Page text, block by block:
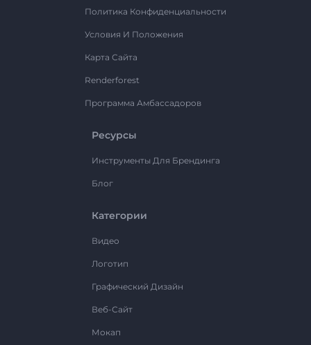
Политика Конфиденциальности
Условия И Положения
Карта Сайта
Renderforest
Программа Амбассадоров
Ресурсы
Инструменты Для Брендинга
Блог
Категории
Видео
Логотип
Графический Дизайн
Веб-Сайт
Мокап